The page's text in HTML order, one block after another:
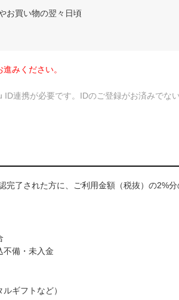
お買い物の翌々日頃
みください。
連携が必要です。IDのご登録がお済みでな
了された方に、ご利用金額（税抜）の2%
不備・未入金
ギフトなど）